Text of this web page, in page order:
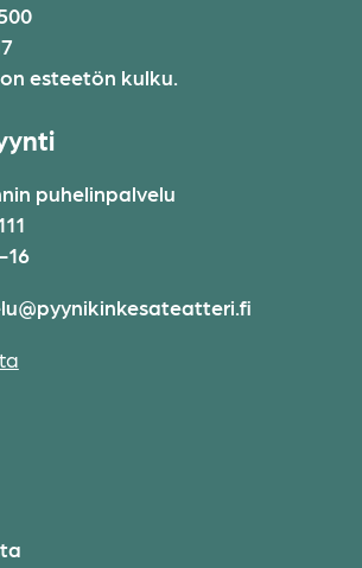
esteetön kulku.
puhelinpalvelu